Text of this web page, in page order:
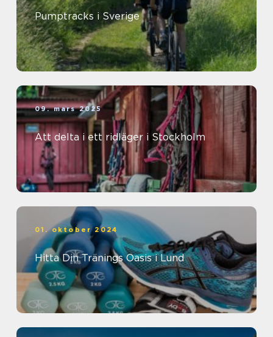
Pumptracks i Sverige
09. mars 2025
Att delta i ett ridläger i Stockholm
01. oktober 2024
Hitta Din Tränings Oasis i Lund